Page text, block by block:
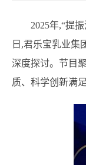
2025年,“提
日,君乐宝乳业集
深度探讨。节目
质、科学创新满